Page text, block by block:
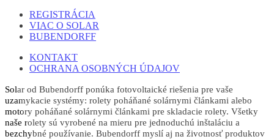
REGISTRÁCIA
VIAC O SOLAR
BUBENDORFF
KONTAKT
OCHRANA OSOBNÝCH ÚDAJOV
Solar od Bubendorff ponúka fotovoltaické riešenia pre vaše
uzamykacie systémy: rolety poháňané solárnymi článkami alebo
motory poháňané solárnymi článkami pre skladacie rolety. Všetky
naše rolety sú vyrobené na mieru pre jednoduchú inštaláciu a
bezchybné používanie. Bubendorff myslí aj na životnosť produktov